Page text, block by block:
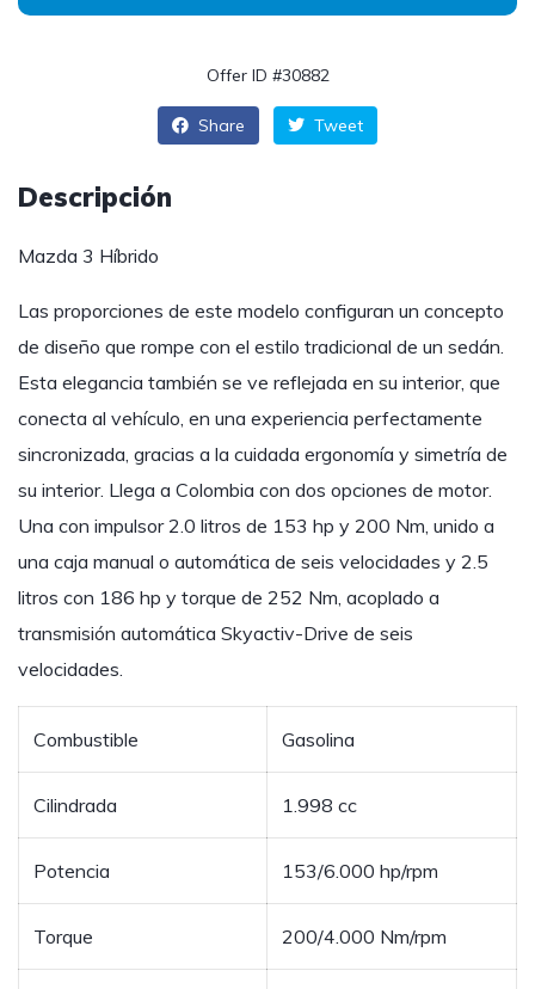
Offer ID #30882
Share Tweet
Descripción
Mazda 3 Híbrido
Las proporciones de este modelo configuran un concepto
de diseño que rompe con el estilo tradicional de un sedán.
Esta elegancia también se ve reflejada en su interior, que
conecta al vehículo, en una experiencia perfectamente
sincronizada, gracias a la cuidada ergonomía y simetría de
su interior. Llega a Colombia con dos opciones de motor.
Una con impulsor 2.0 litros de 153 hp y 200 Nm, unido a
una caja manual o automática de seis velocidades y 2.5
litros con 186 hp y torque de 252 Nm, acoplado a
transmisión automática Skyactiv-Drive de seis
velocidades.
Combustible Gasolina
Cilindrada 1.998 cc
Potencia 153/6.000 hp/rpm
Torque 200/4.000 Nm/rpm